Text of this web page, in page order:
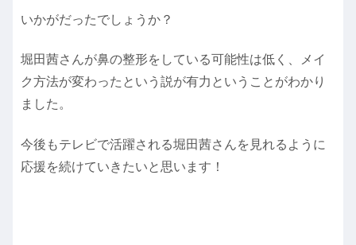
いかがだったでしょうか？
堀田茜さんが鼻の整形をしている可能性は低く、メイ
ク方法が変わったという説が有力ということがわかり
ました。
今後もテレビで活躍される堀田茜さんを見れるように
応援を続けていきたいと思います！